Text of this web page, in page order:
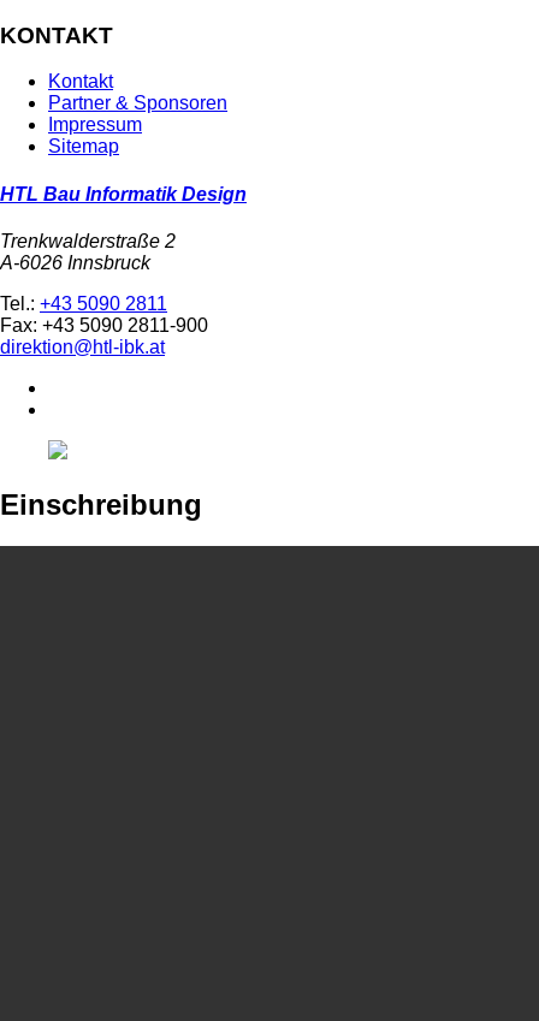
KONTAKT
Kontakt
Partner & Sponsoren
Impressum
Sitemap
HTL Bau Informatik Design
Trenkwalderstraße 2
A-6026 Innsbruck
Tel.: +43 5090 2811
Fax: +43 5090 2811-900
direktion@htl-ibk.at
Einschreibung